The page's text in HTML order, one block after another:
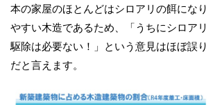
本の家屋のほとんどはシロアリの餌になり
やすい木造であるため、「うちにシロアリ
駆除は必要ない！」という意見はほぼ誤り
だと言えます。